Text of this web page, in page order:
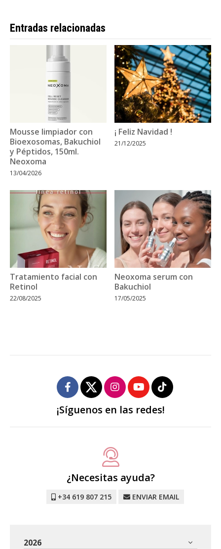
Entradas relacionadas
Mousse limpiador con
Bioexosomas, Bakuchiol
y Péptidos, 150ml.
Neoxoma
13/04/2026
¡ Feliz Navidad !
21/12/2025
Tratamiento facial con
Retinol
22/08/2025
Neoxoma serum con
Bakuchiol
17/05/2025
¡Síguenos en las redes!
¿Necesitas ayuda?
+34 619 807 215 ENVIAR EMAIL
2026